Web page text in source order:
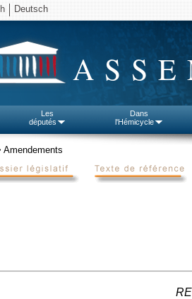
Deutsch
Les
députés
Dans
l'Hémicycle
Amendements